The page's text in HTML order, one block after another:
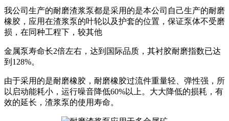
我公司生产的耐磨渣浆泵都是采用的是本公司自己生产的耐磨
橡胶，应用在渣浆泵的叶轮以及护套的位置，保证泵体不受磨
损，在同种工程下，较其他
金属泵寿命长2倍左右，达到国际品质，其衬胶耐磨指数已达
到128%。
由于采用的是耐磨橡胶，耐磨橡胶过流件重量轻、弹性强，所
以启动能耗小，运行噪音降低60%以上。大大降低的损耗，有
效的延长，渣浆泵的使用寿命。